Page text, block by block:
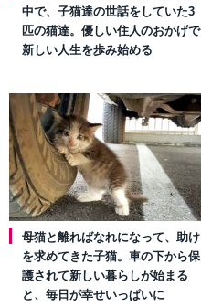
中で、子猫達の世話をしていた3
匹の猫達。優しい住人のおかげで
新しい人生を歩み始める
母猫と離ればなれになって、助け
を求めてきた子猫。車の下から保
護されて新しい暮らしが始まる
と、毎日が幸せいっぱいに